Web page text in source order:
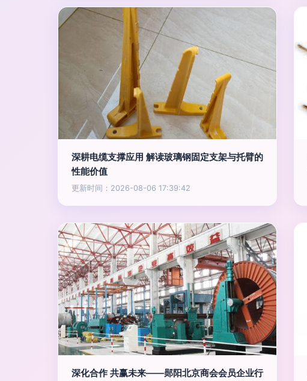
深耕电缆支撑应用 解读玻璃钢固定支架与托臂的
性能价值
更新时间：2026-08-06 17:39:42
深化合作 共赢未来——郧阳北京商会会员企业行